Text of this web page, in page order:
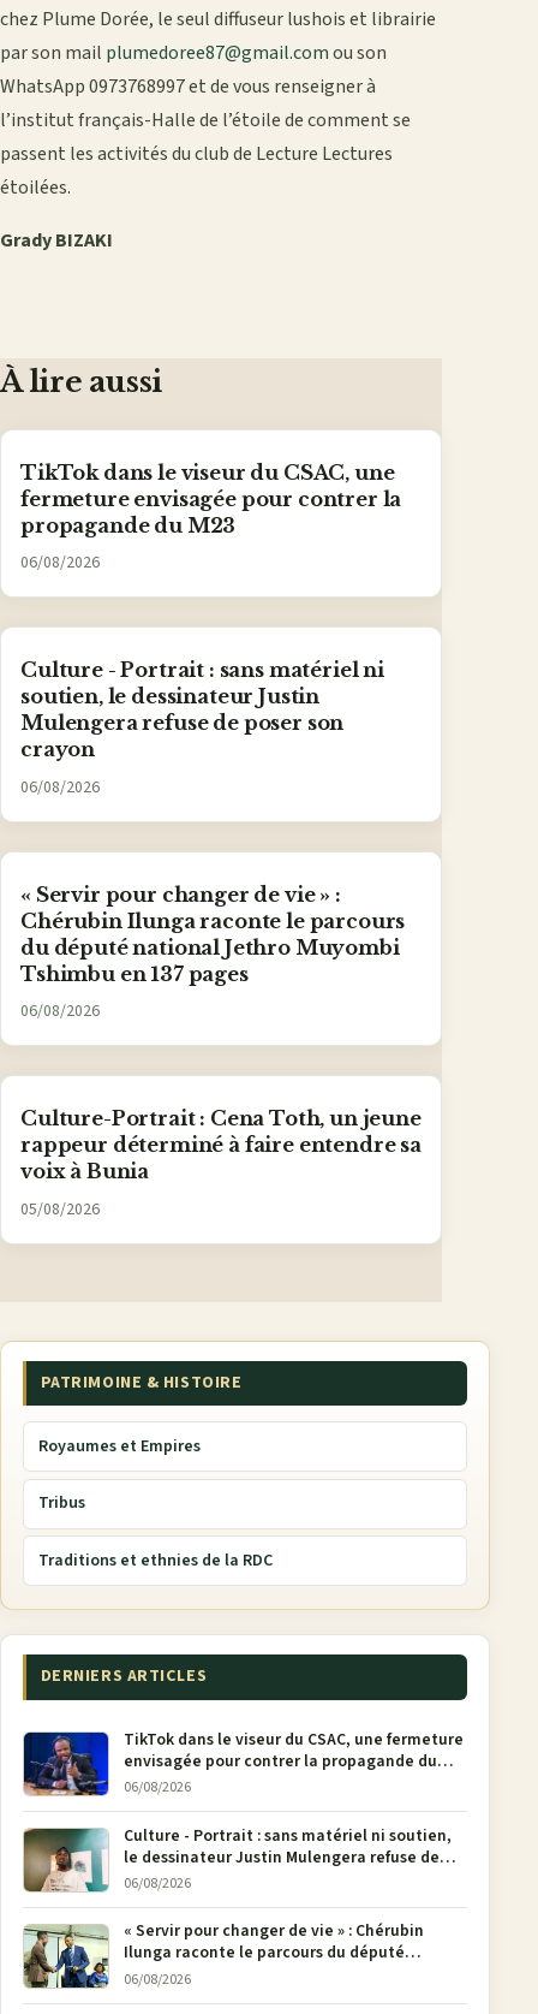
chez Plume Dorée, le seul diffuseur lushois et librairie
par son mail plumedoree87@gmail.comou son
WhatsApp 0973768997 et de vous renseigner à
l’institut français-Halle de l’étoile de comment se
passent les activités du club de Lecture Lectures
étoilées.
Grady BIZAKI
À lire aussi
TikTok dans le viseur du CSAC, une
fermeture envisagée pour contrer la
propagande du M23
06/08/2026
Culture - Portrait : sans matériel ni
soutien, le dessinateur Justin
Mulengera refuse de poser son
crayon
06/08/2026
« Servir pour changer de vie » :
Chérubin Ilunga raconte le parcours
du député national Jethro Muyombi
Tshimbu en 137 pages
06/08/2026
Culture-Portrait : Cena Toth, un jeune
rappeur déterminé à faire entendre sa
voix à Bunia
05/08/2026
PATRIMOINE & HISTOIRE
Royaumes et Empires
Tribus
Traditions et ethnies de la RDC
DERNIERS ARTICLES
TikTok dans le viseur du CSAC, une fermeture
envisagée pour contrer la propagande du
M23
06/08/2026
Culture - Portrait : sans matériel ni soutien,
le dessinateur Justin Mulengera refuse de
poser son crayon
06/08/2026
« Servir pour changer de vie » : Chérubin
Ilunga raconte le parcours du député
national Jethro Muyombi Tshimbu en 137
06/08/2026